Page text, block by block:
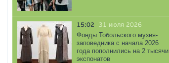
15:02 31 июля 2026
Фонды Тобольского музея-
заповедника с начала 2026
года пополнились на 2 тысячи
экспонатов